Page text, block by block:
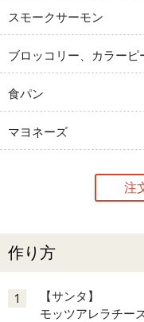
スモークサーモン
ブロッコリー、カラー
食パン
マヨネーズ
注
作り方
1
【サンタ】
モッツアレラチー